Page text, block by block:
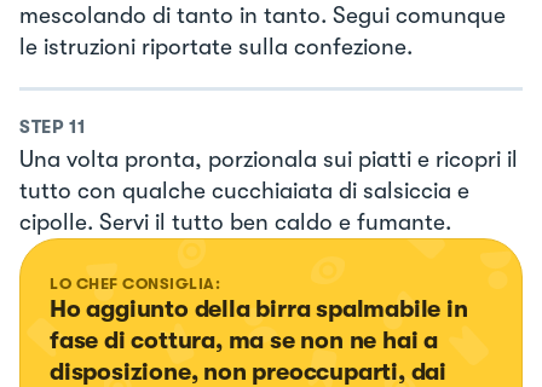
mescolando di tanto in tanto. Segui comunque
le istruzioni riportate sulla confezione.
STEP 11
Una volta pronta, porzionala sui piatti e ricopri il
tutto con qualche cucchiaiata di salsiccia e
cipolle. Servi il tutto ben caldo e fumante.
LO CHEF CONSIGLIA:
Ho aggiunto della birra spalmabile in
fase di cottura, ma se non ne hai a
disposizione, non preoccuparti, dai